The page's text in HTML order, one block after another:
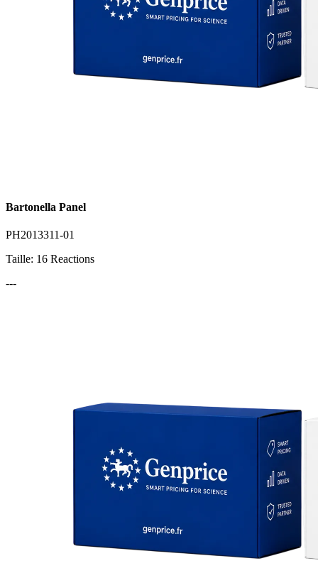
Bartonella Panel
PH2013311-01
Taille: 16 Reactions
---